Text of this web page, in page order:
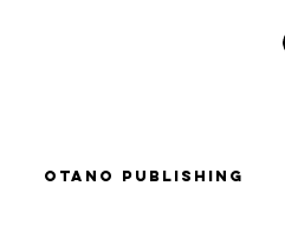
Otano Publishing